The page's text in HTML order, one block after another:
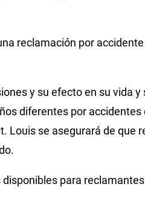
reclamación por
y su efecto en su vida
diferentes por
Louis se asegurará de que
para